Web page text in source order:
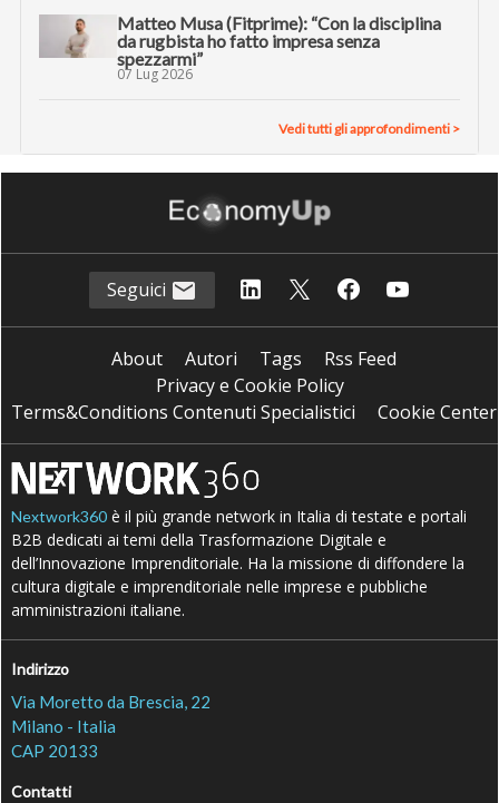
Matteo Musa (Fitprime): “Con la disciplina
da rugbista ho fatto impresa senza
spezzarmi”
07 Lug 2026
Vedi tutti gli approfondimenti >
Seguici
About Autori Tags
Rss Feed
Privacy e Cookie Policy
Terms&Conditions Contenuti Specialistici
Cookie Center
Nextwork360 è il più grande network in Italia di testate e portali
B2B dedicati ai temi della Trasformazione Digitale e
dell’Innovazione Imprenditoriale. Ha la missione di diffondere la
cultura digitale e imprenditoriale nelle imprese e pubbliche
amministrazioni italiane.
Indirizzo
Via Moretto da Brescia, 22
Milano - Italia
CAP 20133
Contatti